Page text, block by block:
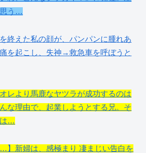
思う…
終えた私の顔が、パンパンに腫れあ
を起こし、失神→救急車を呼ぼうと
レより馬鹿なヤツラが成功するのは
な理由で、起業しようとする兄。そ
は…
…】新婦は、感極まり 凄まじい告白を